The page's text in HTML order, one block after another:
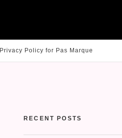
Privacy Policy for Pas Marque
RECENT POSTS